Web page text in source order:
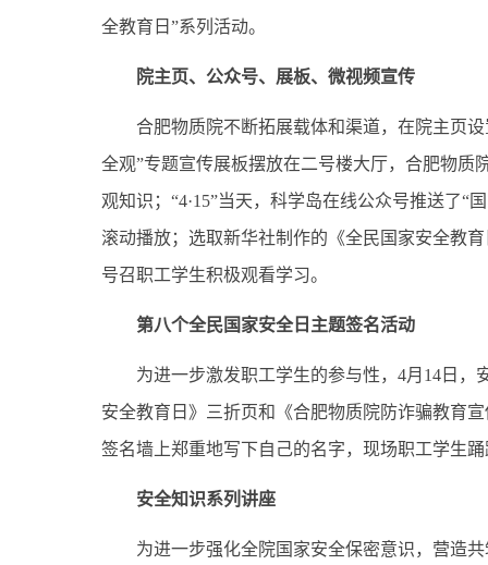
全教育日”系列活动。
院主页、公众号、展板、微视频宣传
合肥物质院不断拓展载体和渠道，在院主页设
全观”专题宣传展板摆放在二号楼大厅，合肥物
观知识； “4·15”当天，科学岛在线公众号推送了“
滚动播放；选取新华社制作的《全民国家安全教
号召职工学生积极观看学习。
第八个全民国家安全日主题签名活动
为进一步激发职工学生的参与性， 4月 14 日，
安全教育日》三折页和《合肥物质院防诈骗教育
签名墙上郑重地写下自己的名字，现场职工学生踊
安全知识系列讲座
为进一步强化全院国家安全保密意识，营造共